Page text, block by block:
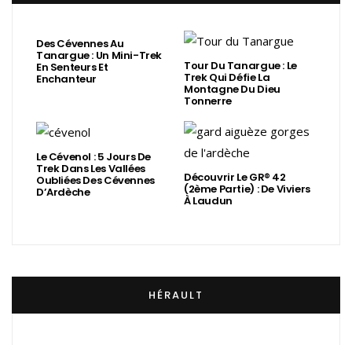
Des Cévennes Au
Tanargue : Un Mini-Trek
En Senteurs Et
Enchanteur
Tour Du Tanargue : Le
Trek Qui Défie La
Montagne Du Dieu
Tonnerre
Le Cévenol : 5 Jours De
Trek Dans Les Vallées
Oubliées Des Cévennes
D’Ardèche
Découvrir Le GR® 42
(2ème Partie) : De Viviers
À Laudun
HÉRAULT